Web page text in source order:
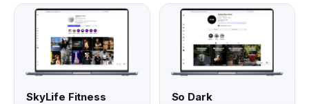
SkyLife Fitness So Dark